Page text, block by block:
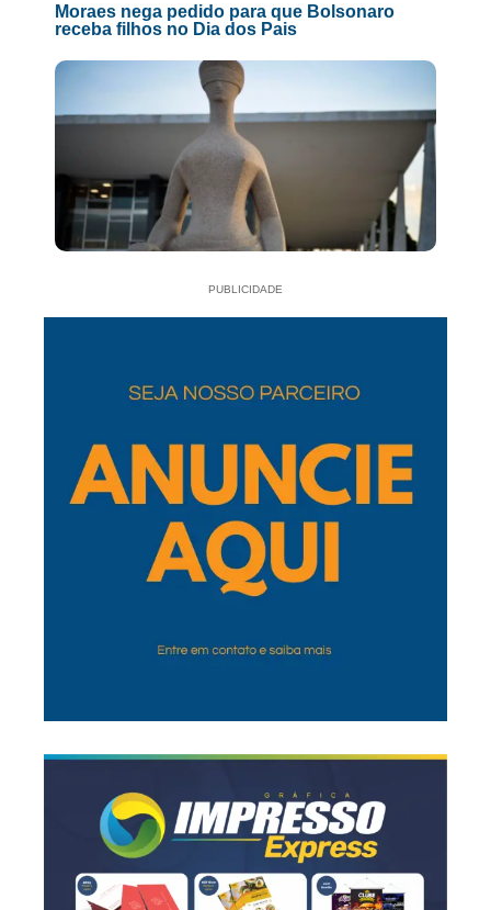
Moraes nega pedido para que Bolsonaro
receba filhos no Dia dos Pais
PUBLICIDADE